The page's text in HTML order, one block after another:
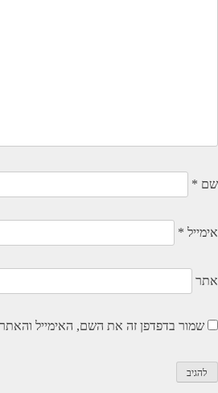
שם *
אימייל *
אתר
שמור בדפדפן זה את השם, האימייל